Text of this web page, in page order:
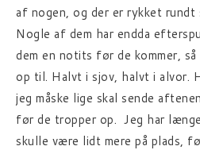
af nogen, og der er rykket rundt
Nogle af dem har endda
dem en notits før de kommer, så
op til. Halvt i sjov, halvt i alvor.
jeg måske lige skal sende
før de tropper op. Jeg har
skulle være lidt mere på plads,